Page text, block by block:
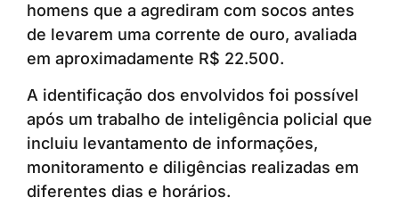
homens que a agrediram com socos antes
de levarem uma corrente de ouro, avaliada
em aproximadamente R$ 22.500.
A identificação dos envolvidos foi possível
após um trabalho de inteligência policial que
incluiu levantamento de informações,
monitoramento e diligências realizadas em
diferentes dias e horários.